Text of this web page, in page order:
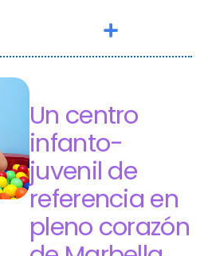
Un centro
infanto-
juvenil de
referencia en
pleno corazón